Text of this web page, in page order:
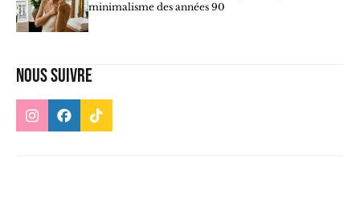
minimalisme des années 90
Nous suivre